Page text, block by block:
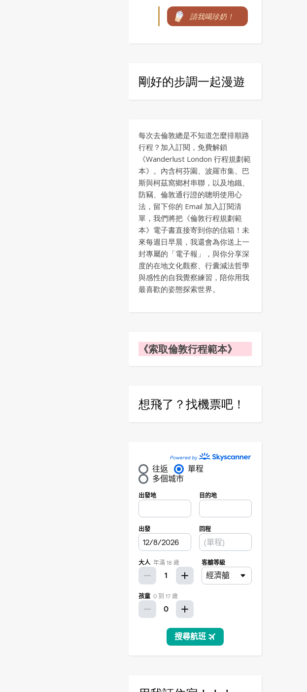
請我喝珍奶！
剛好的步調一起漫遊
每次去倫敦總是不知道怎麼排順路
行程？加入訂閱，免費解鎖
《Wanderlust London 行程規劃範
本》。內含柯芬園、波羅市集、巴
斯與柯茲窩鄉村串聯，以及地鐵、
防竊、倫敦通行證的聰明使用心
法，留下你的 Email 加入訂閱清
單，我們將把《倫敦行程規劃範
本》電子書直接寄到你的信箱！未
來每週日早晨，我還會為你送上一
封專屬的「電子報」，與你分享深
度的在地文化觀察、行囊減法哲學
與感性的自我覺察練習，陪你用我
最喜歡的姿態探索世界。
《索取倫敦行程範本》
想飛了？找機票吧！